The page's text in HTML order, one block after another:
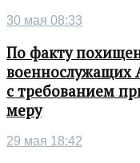
30 мая 08:33
По факту
военнослужащих
с требованием
меру
29 мая 18:42